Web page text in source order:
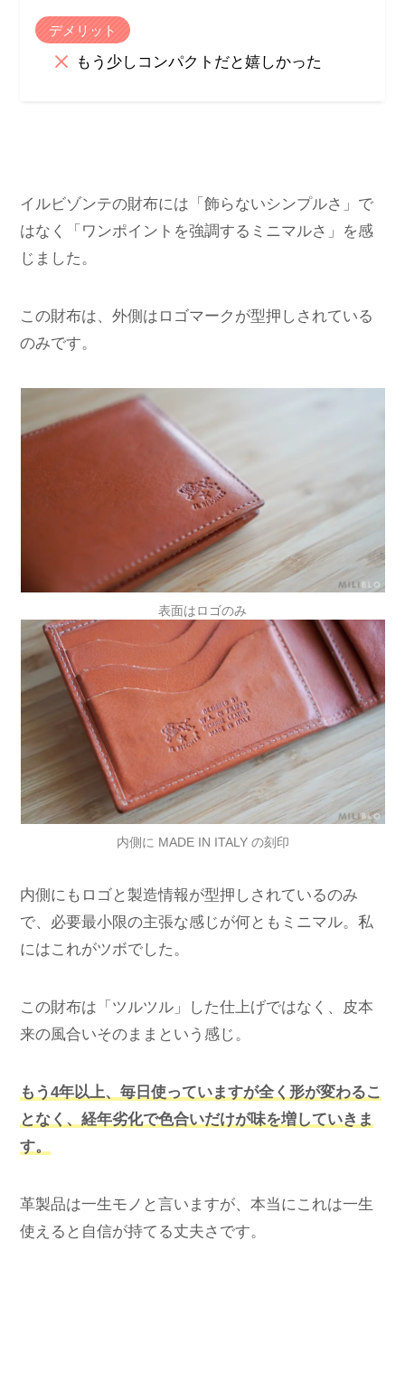
デメリット
もう少しコンパクトだと嬉しかった
イルビゾンテの財布には「飾らないシンプルさ」で
はなく「ワンポイントを強調するミニマルさ」を感
じました。
この財布は、外側はロゴマークが型押しされている
のみです。
表面はロゴのみ
内側に MADE IN ITALY の刻印
内側にもロゴと製造情報が型押しされているのみ
で、必要最小限の主張な感じが何ともミニマル。私
にはこれがツボでした。
この財布は「ツルツル」した仕上げではなく、皮本
来の風合いそのままという感じ。
もう4年以上、毎日使っていますが全く形が変わるこ
となく、経年劣化で色合いだけが味を増していきま
す。
革製品は一生モノと言いますが、本当にこれは一生
使えると自信が持てる丈夫さです。